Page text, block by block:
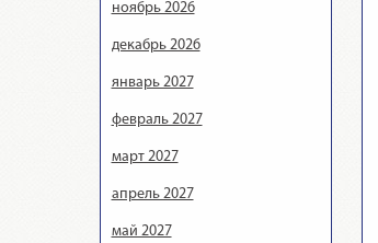
ноябрь 2026
декабрь 2026
январь 2027
февраль 2027
март 2027
апрель 2027
май 2027